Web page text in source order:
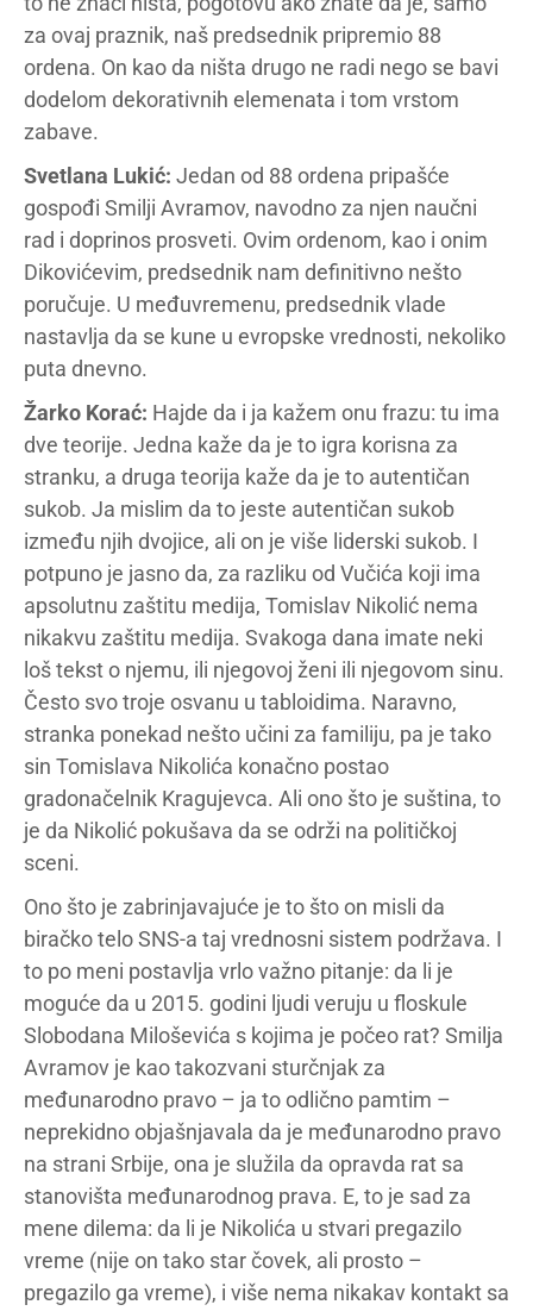
za ovaj praznik, naš predsednik pripremio 88
ordena. On kao da ništa drugo ne radi nego se bavi
dodelom dekorativnih elemenata i tom vrstom
zabave.
Svetlana Lukić: Jedan od 88 ordena pripašće
gospođi Smilji Avramov, navodno za njen naučni
rad i doprinos prosveti. Ovim ordenom, kao i onim
Dikovićevim, predsednik nam definitivno nešto
poručuje. U međuvremenu, predsednik vlade
nastavlja da se kune u evropske vrednosti, nekoliko
puta dnevno.
Žarko Korać: Hajde da i ja kažem onu frazu: tu ima
dve teorije. Jedna kaže da je to igra korisna za
stranku, a druga teorija kaže da je to autentičan
sukob. Ja mislim da to jeste autentičan sukob
između njih dvojice, ali on je više liderski sukob. I
potpuno je jasno da, za razliku od Vučića koji ima
apsolutnu zaštitu medija, Tomislav Nikolić nema
nikakvu zaštitu medija. Svakoga dana imate neki
loš tekst o njemu, ili njegovoj ženi ili njegovom sinu.
Često svo troje osvanu u tabloidima. Naravno,
stranka ponekad nešto učini za familiju, pa je tako
sin Tomislava Nikolića konačno postao
gradonačelnik Kragujevca. Ali ono što je suština, to
je da Nikolić pokušava da se održi na političkoj
sceni.
Ono što je zabrinjavajuće je to što on misli da
biračko telo SNS-a taj vrednosni sistem podržava. I
to po meni postavlja vrlo važno pitanje: da li je
moguće da u 2015. godini ljudi veruju u floskule
Slobodana Miloševića s kojima je počeo rat? Smilja
Avramov je kao takozvani sturčnjak za
međunarodno pravo – ja to odlično pamtim –
neprekidno objašnjavala da je međunarodno pravo
na strani Srbije, ona je služila da opravda rat sa
stanovišta međunarodnog prava. E, to je sad za
mene dilema: da li je Nikolića u stvari pregazilo
vreme (nije on tako star čovek, ali prosto –
pregazilo ga vreme), i više nema nikakav kontakt sa